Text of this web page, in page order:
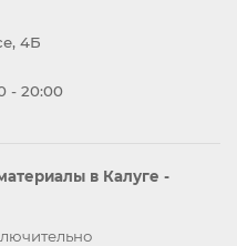
4Б
- 20:00
в Калуге -